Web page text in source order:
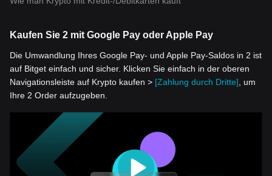
Kaufen Sie 2 mit Google Pay oder Apple Pay
Die Umwandlung Ihres Google Pay- und Apple Pay-Saldos in 2 ist
auf Bitget einfach und sicher. Klicken Sie einfach in der oberen
Navigationsleiste auf Krypto kaufen > [Zahlung durch Dritte], um
Ihre 2 Order aufzugeben.